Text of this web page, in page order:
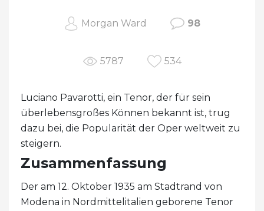
Morgan Ward 98
5787 534
Luciano Pavarotti, ein Tenor, der für sein
überlebensgroßes Können bekannt ist, trug
dazu bei, die Popularität der Oper weltweit zu
steigern.
Zusammenfassung
Der am 12. Oktober 1935 am Stadtrand von
Modena in Nordmittelitalien geborene Tenor